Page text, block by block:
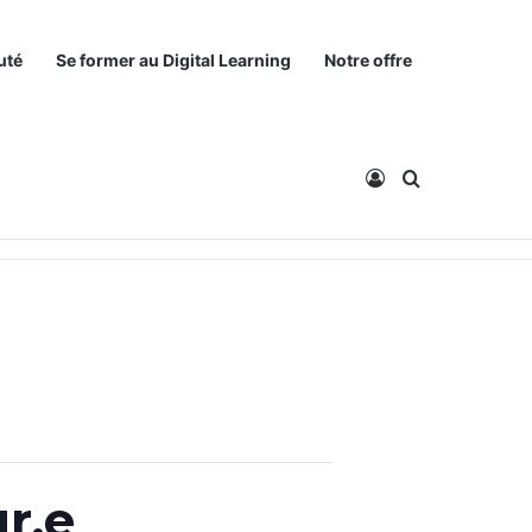
Se former au Digital Learning Notre offre
Connexion
Rechercher